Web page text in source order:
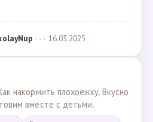
· - · 16.03.2025
накормить плохоежку. Вкусно
вместе с детьми.